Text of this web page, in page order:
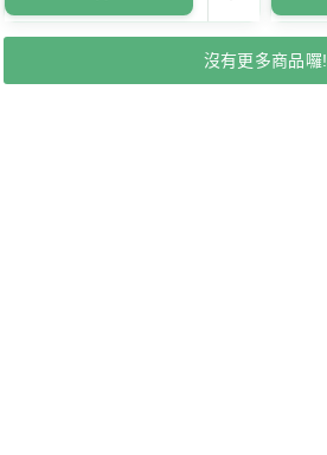
沒有更多商品囉!